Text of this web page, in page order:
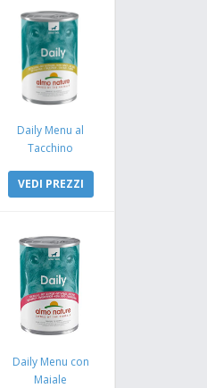
Daily Menu al
Tacchino
VEDI PREZZI
Daily Menu con
Maiale